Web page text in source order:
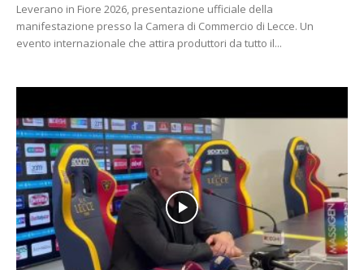
Leverano in Fiore 2026, presentazione ufficiale della
manifestazione presso la Camera di Commercio di Lecce. Un
evento internazionale che attira produttori da tutto il...